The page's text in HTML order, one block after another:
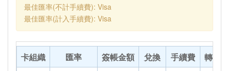
最佳匯率(不計手續費): Visa
最佳匯率(計入手續費): Visa
卡組織 匯率 簽帳金額 兌換 手續費 轉換